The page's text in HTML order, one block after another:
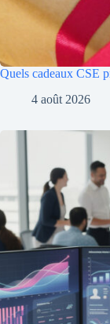
Quels cadeaux CSE
4 août 2026